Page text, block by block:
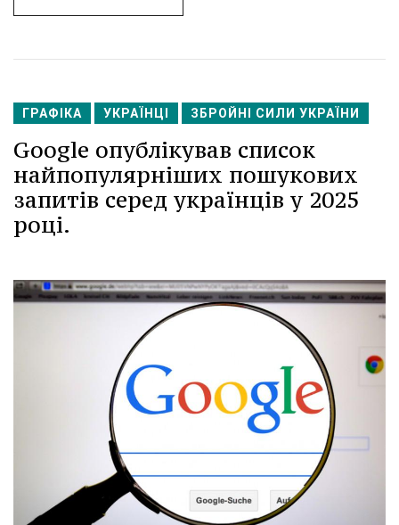
ГРАФІКА УКРАЇНЦІ ЗБРОЙНІ СИЛИ УКРАЇНИ
Google опублікував список
найпопулярніших пошукових
запитів серед українців у 2025
році.